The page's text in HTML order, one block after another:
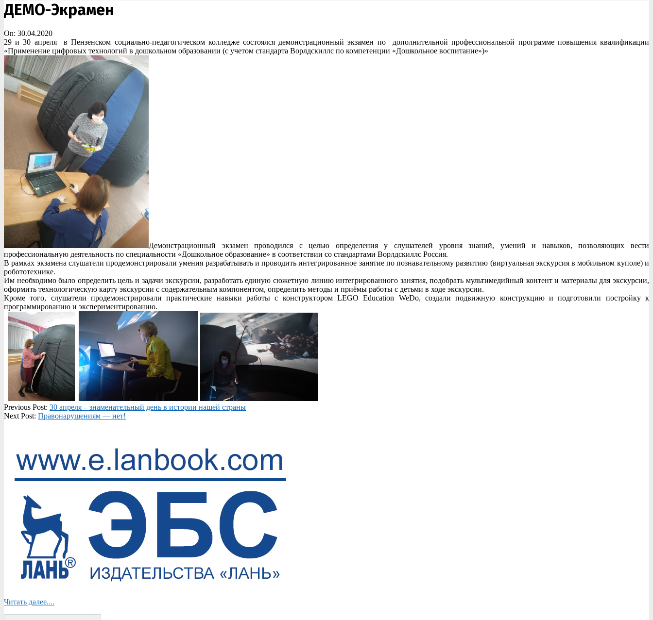
ДЕМО-Экрамен
On: 30.04.2020
29 и 30 апреля в Пензенском социально-педагогическом колледже состоялся демонстрационный экзамен по дополнительной профессиональной программе повышения квалификации
«Применение цифровых технологий в дошкольном образовании (с учетом стандарта Ворлдскиллс по компетенции «Дошкольное воспитание»)»
Демонстрационный экзамен проводился с целью определения у слушателей уровня знаний, умений и навыков, позволяющих вести
профессиональную деятельность по специальности «Дошкольное образование» в соответствии со стандартами Ворлдскиллс Россия.
В рамках экзамена слушатели продемонстрировали умения разрабатывать и проводить интегрированное занятие по познавательному развитию (виртуальная экскурсия в мобильном куполе) и
робототехнике.
Им необходимо было определить цель и задачи экскурсии, разработать единую сюжетную линию интегрированного занятия, подобрать мультимедийный контент и материалы для экскурсии,
оформить технологическую карту экскурсии с содержательным компонентом, определить методы и приёмы работы с детьми в ходе экскурсии.
Кроме того, слушатели продемонстрировали практические навыки работы с конструктором LEGO Education WeDo, создали подвижную конструкцию и подготовили постройку к
программированию и экспериментированию.
2020-
04-
Previous Post: 30 апреля – знаменательный день в истории нашей страны
Next Post: Правонарушениям — нет!
Читать далее....